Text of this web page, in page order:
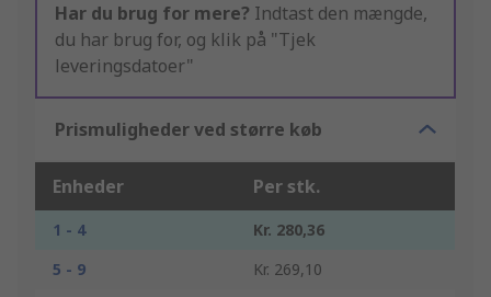
Har du brug for mere? Indtast den mængde,
du har brug for, og klik på "Tjek
leveringsdatoer"
Prismuligheder ved større køb
Enheder Per stk.
1 - 4
Kr. 280,36
5 - 9
Kr. 269,10